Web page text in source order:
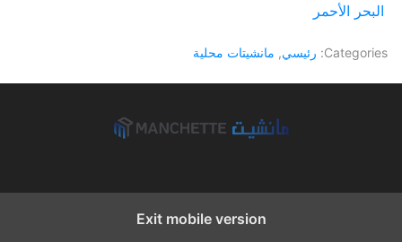
البحر الأحمر
Categories: رئيسي, مانشيتات محلية
Exit mobile version